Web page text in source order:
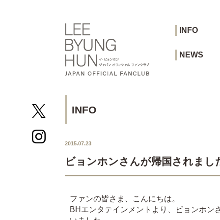
INFO
NEWS
INFO
2015.07.23
ビョンホンさんが帰国されまし
ファンの皆さま、こんにちは。
BHエンタテインメントより、ビョンホン